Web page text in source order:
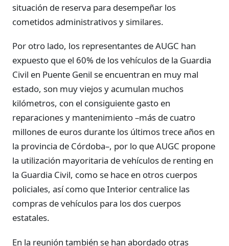
situación de reserva para desempeñar los
cometidos administrativos y similares.
Por otro lado, los representantes de AUGC han
expuesto que el 60% de los vehículos de la Guardia
Civil en Puente Genil se encuentran en muy mal
estado, son muy viejos y acumulan muchos
kilómetros, con el consiguiente gasto en
reparaciones y mantenimiento –más de cuatro
millones de euros durante los últimos trece años en
la provincia de Córdoba–, por lo que AUGC propone
la utilización mayoritaria de vehículos de renting en
la Guardia Civil, como se hace en otros cuerpos
policiales, así como que Interior centralice las
compras de vehículos para los dos cuerpos
estatales.
En la reunión también se han abordado otras